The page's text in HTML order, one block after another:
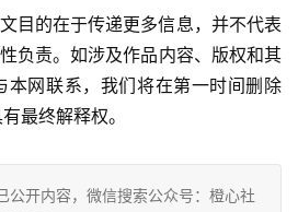
目的在于传递更多信息，并不代表
负责。如涉及作品内容、版权和其
本网联系，我们将在第一时间删除
最终解释权。
公开内容，微信搜索公众号：橙心社